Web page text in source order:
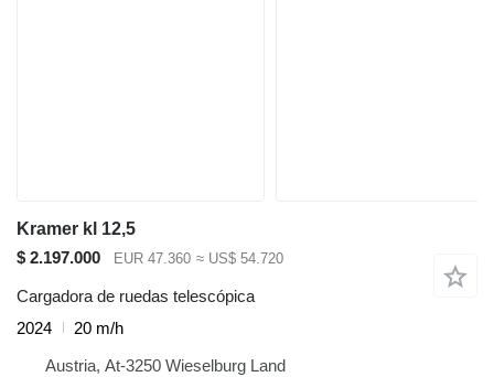
Kramer kl 12,5
$ 2.197.000
EUR 47.360 ≈ US$ 54.720
Cargadora de ruedas telescópica
2024
20 m/h
Austria, At-3250 Wieselburg Land